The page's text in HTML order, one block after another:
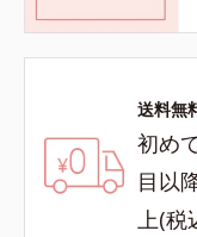
送料無
初め
目以
上(